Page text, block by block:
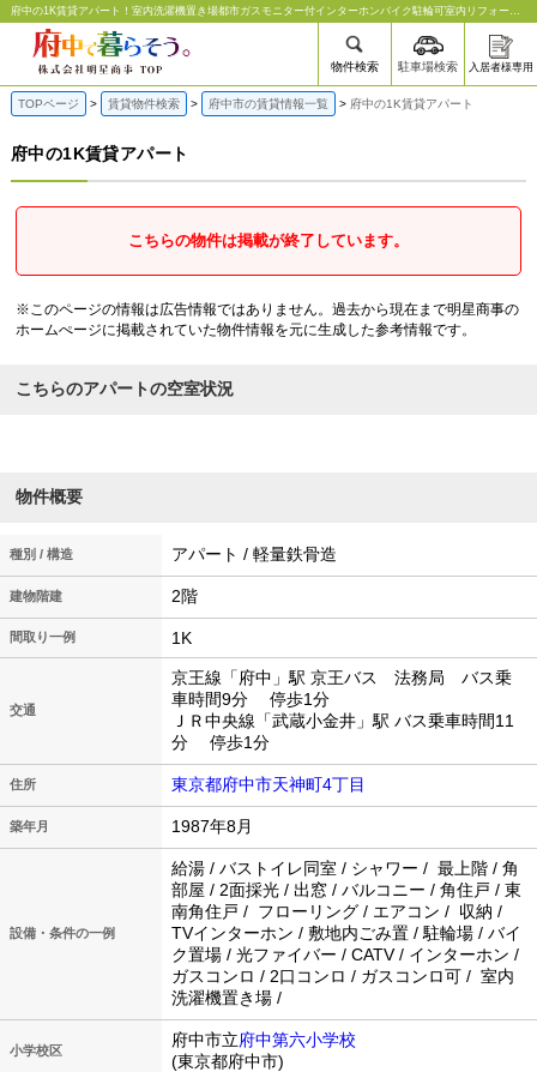
府中の1K賃貸アパート | 府中の賃貸なら明星商事
物件検索 駐車場検索 入居者様専用
府中の1K賃貸アパート！室内洗濯機置き場都市ガスモニター付インターホンバイク駐輪可室内リフォーム｜明星商事
TOPページ 賃貸物件検索 府中市の賃貸情報一覧 府中の1K賃貸アパート
府中の1K賃貸アパート
こちらの物件は掲載が終了しています。
※このページの情報は広告情報ではありません。過去から現在まで明星商事の
ホームぺージに掲載されていた物件情報を元に生成した参考情報です。
こちらのアパートの空室状況
物件概要
種別 / 構造 アパート / 軽量鉄骨造
建物階建 2階
間取り一例 1K
交通
京王線「府中」駅 京王バス 法務局 バス乗
車時間9分 停歩1分
ＪＲ中央線「武蔵小金井」駅 バス乗車時間11
分 停歩1分
住所 東京都府中市天神町4丁目
築年月 1987年8月
設備・条件の一例
給湯 / バストイレ同室 / シャワー / 最上階 / 角
部屋 / 2面採光 / 出窓 / バルコニー / 角住戸 / 東
南角住戸 / フローリング / エアコン / 収納 /
TVインターホン / 敷地内ごみ置 / 駐輪場 / バイ
ク置場 / 光ファイバー / CATV / インターホン /
ガスコンロ / 2口コンロ / ガスコンロ可 / 室内
洗濯機置き場 /
小学校区
府中市立府中第六小学校
(東京都府中市)